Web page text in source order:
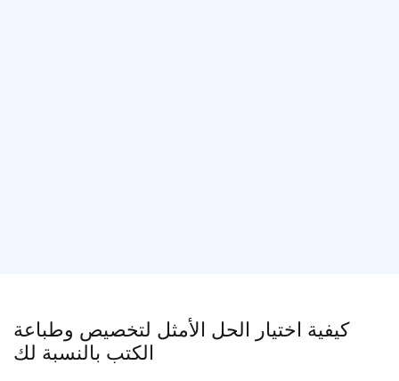
كيفية اختيار الحل الأمثل لتخصيص وطباعة
الكتب بالنسبة لك